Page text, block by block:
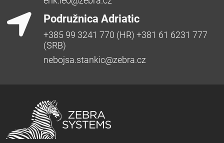
Podružnica Adriatic
+385 99 3241 770 (HR) +381 61 6231 777
(SRB)
nebojsa.stankic@zebra.cz